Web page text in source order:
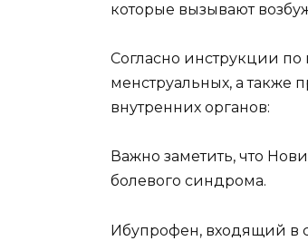
которые вызывают
Согласно инструкции
менструальных, а также
внутренних органов:
Важно заметить, что
болевого синдрома.
Ибупрофен, входящий в